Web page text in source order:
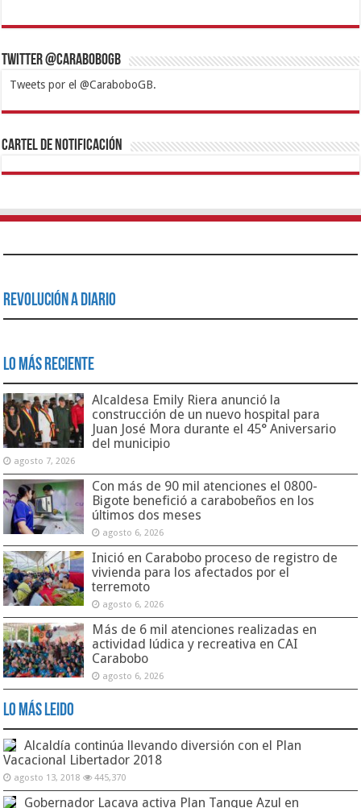
Twitter @CaraboboGB
Tweets por el @CaraboboGB.
1xbetBetturkeyBetistKralbetSupertotobetTipobetMatadorbetMariobet
https://mvbcasino.com/
Cartel de Notificación
Revolución a Diario
Lo Más Reciente
Alcaldesa Emily Riera anunció la
construcción de un nuevo hospital para
Juan José Mora durante el 45° Aniversario
del municipio
agosto 7, 2026
Con más de 90 mil atenciones el 0800-
Bigote benefició a carabobeños en los
últimos dos meses
agosto 6, 2026
Inició en Carabobo proceso de registro de
vivienda para los afectados por el
terremoto
agosto 6, 2026
Más de 6 mil atenciones realizadas en
actividad lúdica y recreativa en CAI
Carabobo
agosto 6, 2026
Lo Más Leido
Alcaldía continúa llevando diversión con el Plan
Vacacional Libertador 2018
agosto 13, 2018 445,370
Gobernador Lacava activa Plan Tanque Azul en